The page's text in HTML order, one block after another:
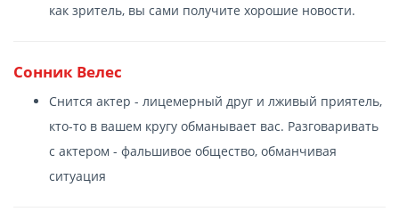
как зритель, вы сами получите хорошие новости.
Сонник Велес
Снится актер - лицемерный друг и лживый приятель,
кто-то в вашем кругу обманывает вас. Разговаривать
с актером - фальшивое общество, обманчивая
ситуация